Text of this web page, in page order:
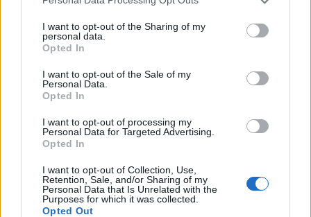
not limited to your visit or usage behaviour. You may click to
grant or deny consent to Google and its third-party tags to
use your data for below specified purposes in below Google
consent section.
I want to opt-out of the Sharing of my
personal data.
Opted In
I want to opt-out of the Sale of my
Personal Data.
Opted In
I want to opt-out of processing my
Personal Data for Targeted Advertising.
Opted In
I want to opt-out of Collection, Use,
Retention, Sale, and/or Sharing of my
Personal Data that Is Unrelated with the
Purposes for which it was collected.
Opted Out